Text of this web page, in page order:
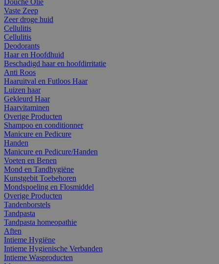
Vaste Zeep
Zeer droge huid
Cellulitis
Cellulitis
Deodorants
Haar en Hoofdhuid
Beschadigd haar en hoofdirritatie
Anti Roos
Haaruitval en Futloos Haar
Luizen haar
Gekleurd Haar
Haarvitaminen
Overige Producten
Shampoo en conditionner
Manicure en Pedicure
Handen
Manicure en Pedicure/Handen
Voeten en Benen
Mond en Tandhygiëne
Kunstgebit Toebehoren
Mondspoeling en Flosmiddel
Overige Producten
Tandenborstels
Tandpasta
Tandpasta homeopathie
Aften
Intieme Hygiëne
Intieme Hygienische Verbanden
Intieme Wasproducten